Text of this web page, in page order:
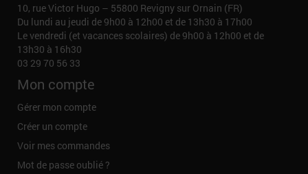
10, rue Victor Hugo – 55800 Revigny sur Ornain (FR)
Du lundi au jeudi de 9h00 à 12h00 et de 13h30 à 17h00
Le vendredi (et vacances scolaires) de 9h00 à 12h00 et de
13h30 à 16h30
03 29 70 56 33
Mon compte
Gérer mon compte
Créer un compte
Voir mes commandes
Mot de passe oublié ?